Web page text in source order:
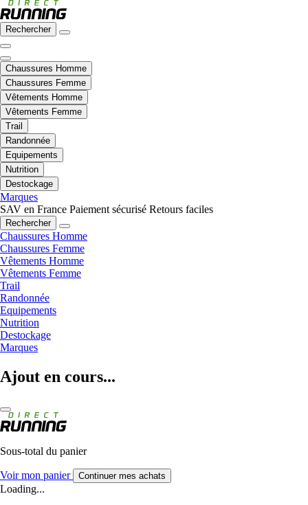
Rechercher
Chaussures Homme
Chaussures Femme
Vêtements Homme
Vêtements Femme
Trail
Randonnée
Equipements
Nutrition
Destockage
Marques
SAV en France Paiement sécurisé Retours faciles
Rechercher
Chaussures Homme
Chaussures Femme
Vêtements Homme
Vêtements Femme
Trail
Randonnée
Equipements
Nutrition
Destockage
Marques
Ajout en cours...
Sous-total du panier
Voir mon panier Continuer mes achats
Loading...